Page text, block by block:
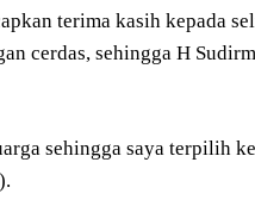
terima kasih kepada
cerdas, sehingga H
sehingga saya terpilih